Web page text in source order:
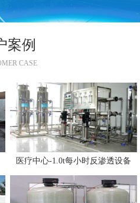
案例
CASE
医疗中心-1.0t每小时反渗透设备